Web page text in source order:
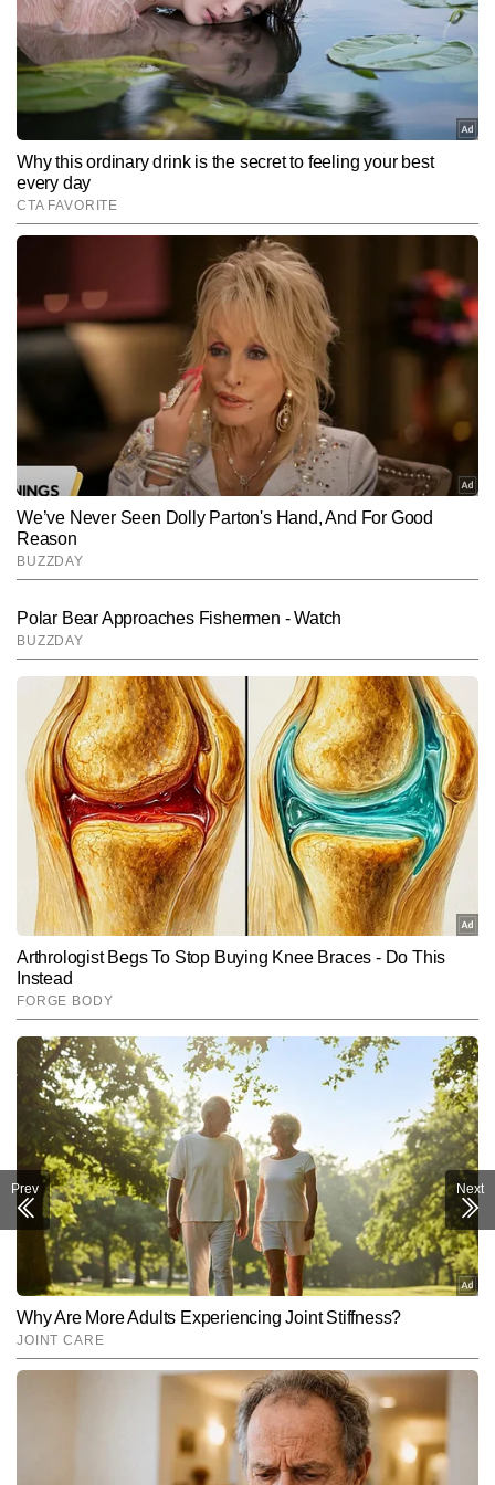
Hindi NewsIndia
End of Article
नितिन अरोड़ा AUTHOR
नितिन अरोड़ा टाइम्स नाउ नवभारत में न्यूज डेस्क पर सीनियर कॉपी एडिटर के रूप
में कार्यरत हैं। मीडिया में उनका 6 वर्षों का अनुभव है। वह राजनीति, देश–विदेश की
बड़ी घटनाओं और समसामयिक मुद्दों को गहराई से समझकर उन्हें सटीक और सरल
भाषा में प्रस्तुत करने में माहिर हैं। उन्होंने अपने करियर में लगातार करंट अफेयर्स,
पॉलिटिकल डेवलपमेंट्स, डिप्लोमैटिक घटनाएं और डिफेंस सेक्टर से जुड़े विषयों पर
प्रभावशाली कॉन्टेंट तैयार किया है और अबतक 6 हजार से अधिक आर्टिकल लिख
चुके हैं। विभिन्न टॉपिक्स पर एक्सप्लेनेर, डेटा-आधारित रिपोर्ट्स और विश्लेषणात्मक
कॉपी लिखने में उनकी मजबूत पकड़ है।
और पढ़ें
Follow Us:
Subscribe to our daily Newsletter!
SUBMIT
Prev Next